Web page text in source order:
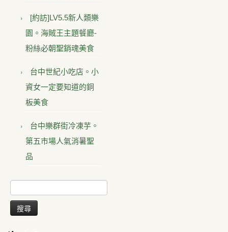
[約訪]LV5.5新人類樂
園。海賊王主題餐廳-
粉絲必朝聖銷魂美食
台中世紀小吃店。小
資女一定要知道的銅
板美食
台中樂群街冷凍芋。
第五市場人氣消暑聖
品
搜
尋
關
鍵